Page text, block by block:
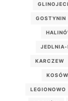
GOSTYNIN
KARCZEW
LEGIONOWO